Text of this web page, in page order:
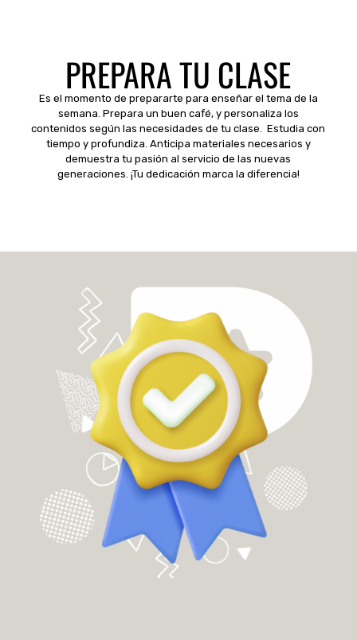
PREPARA TU CLASE
Es el momento de prepararte para enseñar el tema de la
semana. Prepara un buen café, y personaliza los
contenidos según las necesidades de tu clase. Estudia con
tiempo y profundiza. Anticipa materiales necesarios y
demuestra tu pasión al servicio de las nuevas
generaciones. ¡Tu dedicación marca la diferencia!